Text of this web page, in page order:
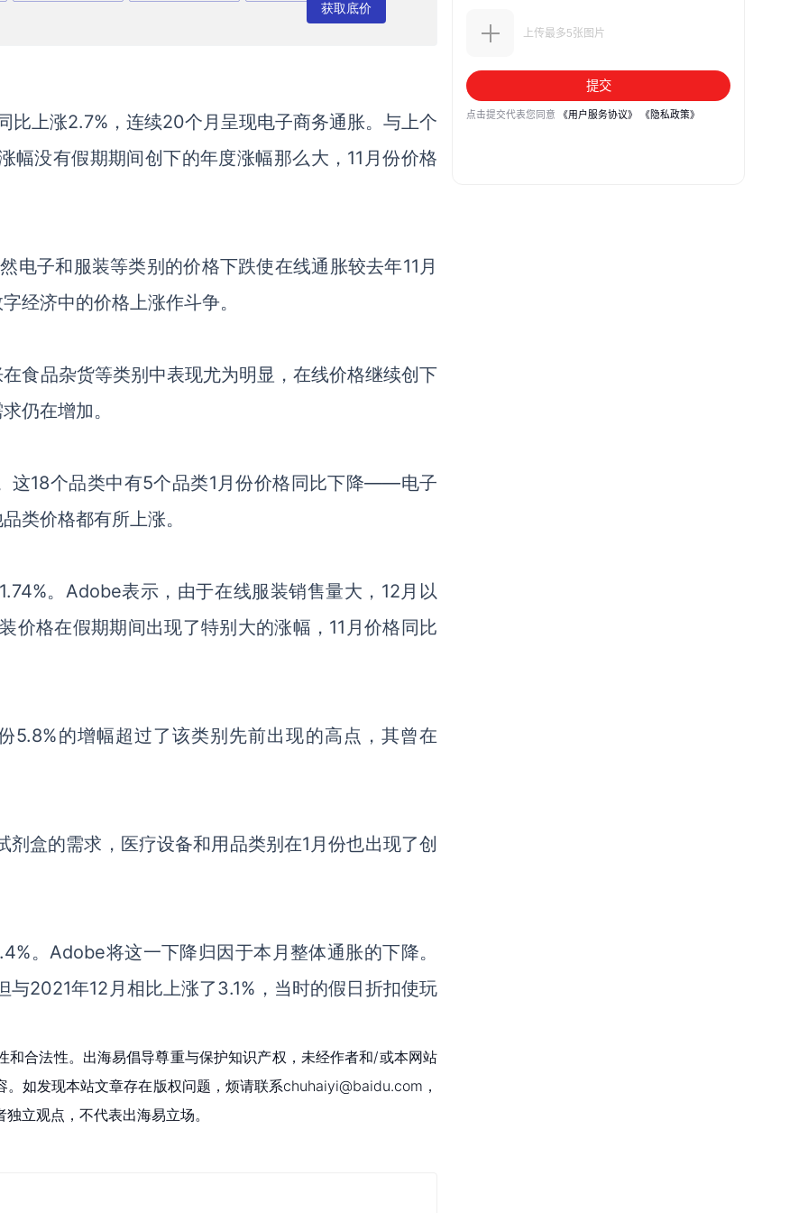
获取底价
比上涨2.7%，连续20个月 呈现电子商务通胀。与上个
幅没有假期期间创下的年度涨幅那么大，11月份价格
电子和服装等类别的价格下跌使在线通胀较去年11月
经济中的价格上涨作斗争。
食品杂货等类别中表现尤为明显 ，在线价格继续创下
仍在增加。
这18个品类中有5个品类1月份价格同比下降——电子
类价格都有所上涨。
。Adobe表示，由于在线服装销售量大，12月以
价格在假期期间出现了特别大的涨幅 ， 11月价格同比
5.8%的增幅超过了该类别先前出现的高点， 其曾在
剂盒的需求，医疗设备和用品类别在1月份也出现了创
。Adobe将这一下降归因于本月整体通胀的下降。
与2021年12月相比上涨了3.1%，当时的假日折扣使玩
合法性。出海易倡导尊重与保护知识产权，未经作者和/或本网站
如发现本站文章存在版权问题，烦请联系chuhaiyi@baidu.com，
立观点，不代表出海易立场。